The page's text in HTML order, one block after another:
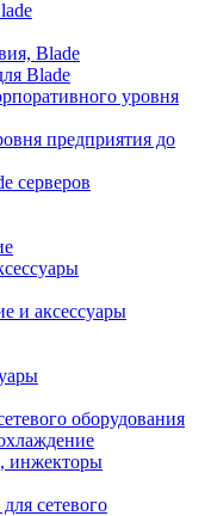
Blade
Blade
уровня
предприятия до
серверов
и аксессуары
оборудования
инжекторы
сетевого